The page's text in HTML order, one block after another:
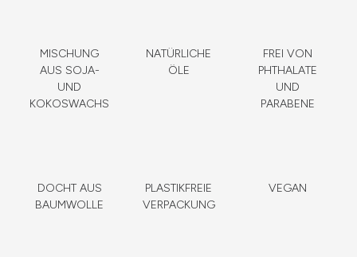
MISCHUNG
AUS SOJA-
UND
KOKOSWACHS
NATÜRLICHE
ÖLE
FREI VON
PHTHALATE
UND
PARABENE
DOCHT AUS
BAUMWOLLE
PLASTIKFREIE
VERPACKUNG
VEGAN